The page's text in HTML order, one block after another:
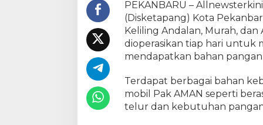
P
e
r
m
u
d
h
W
a
PEKANBARU –
(Disketapang) Kota
Keliling Andalan, Murah,
dioperasikan tiap hari untuk
mendapatkan bahan
Terdapat berbagai bahan
mobil Pak AMAN seperti
telur dan kebutuhan